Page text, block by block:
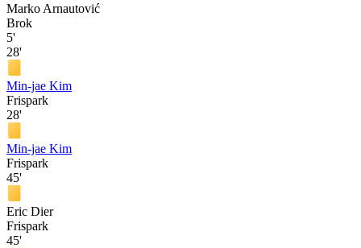
Marko Arnautović
Brok
5'
28'
Min-jae Kim
Frispark
28'
Min-jae Kim
Frispark
45'
Eric Dier
Frispark
45'